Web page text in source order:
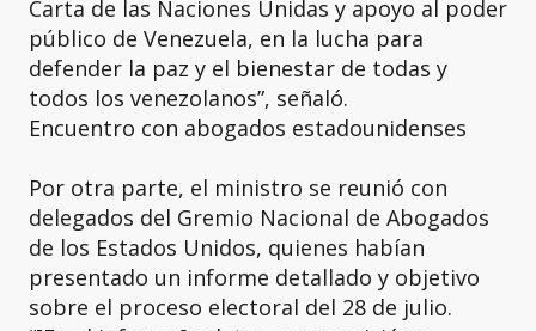
Carta de las Naciones Unidas y apoyo al poder
público de Venezuela, en la lucha para
defender la paz y el bienestar de todas y
todos los venezolanos”, señaló.
Encuentro con abogados estadounidenses
Por otra parte, el ministro se reunió con
delegados del Gremio Nacional de Abogados
de los Estados Unidos, quienes habían
presentado un informe detallado y objetivo
sobre el proceso electoral del 28 de julio.